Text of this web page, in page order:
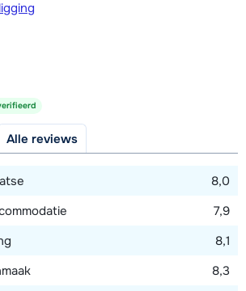
Alle reviews
8,0
7,9
8,1
8,3